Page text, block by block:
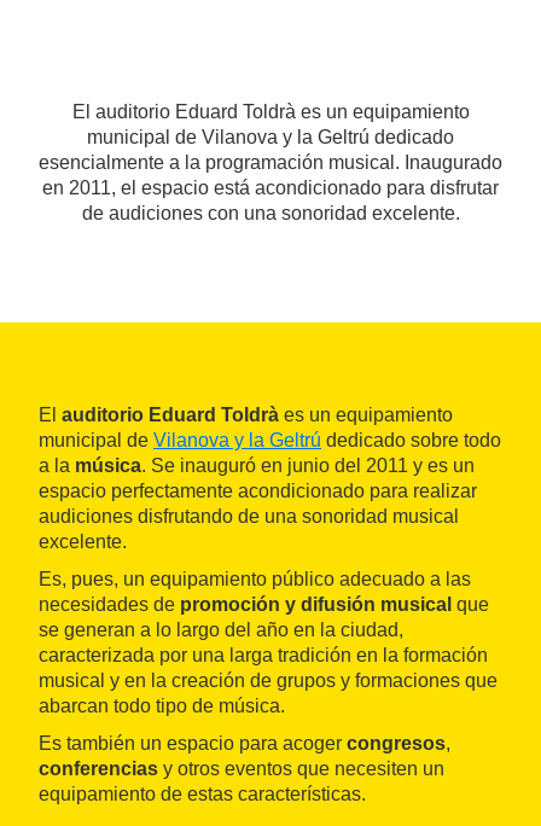
El auditorio Eduard Toldrà es un equipamiento
municipal de Vilanova y la Geltrú dedicado
esencialmente a la programación musical. Inaugurado
en 2011, el espacio está acondicionado para disfrutar
de audiciones con una sonoridad excelente.
El auditorio Eduard Toldrà es un equipamiento
municipal de Vilanova y la Geltrú dedicado sobre todo
a la música. Se inauguró en junio del 2011 y es un
espacio perfectamente acondicionado para realizar
audiciones disfrutando de una sonoridad musical
excelente.
Es, pues, un equipamiento público adecuado a las
necesidades de promoción y difusión musical que
se generan a lo largo del año en la ciudad,
caracterizada por una larga tradición en la formación
musical y en la creación de grupos y formaciones que
abarcan todo tipo de música.
Es también un espacio para acoger congresos,
conferencias y otros eventos que necesiten un
equipamiento de estas características.